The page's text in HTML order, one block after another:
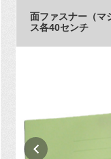
面ファスナー（
ス各40センチ